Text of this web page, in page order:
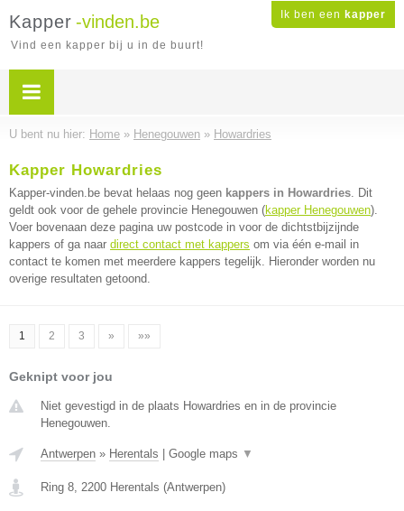
Ik ben een kapper
Kapper -vinden.be
Vind een kapper bij u in de buurt!
U bent nu hier: Home » Henegouwen » Howardries
Kapper Howardries
Kapper-vinden.be bevat helaas nog geen kappers in Howardries. Dit
geldt ook voor de gehele provincie Henegouwen (kapper Henegouwen).
Voer bovenaan deze pagina uw postcode in voor de dichtstbijzijnde
kappers of ga naar direct contact met kappers om via één e-mail in
contact te komen met meerdere kappers tegelijk. Hieronder worden nu
overige resultaten getoond.
1 2 3 » »»
Geknipt voor jou
Niet gevestigd in de plaats Howardries en in de provincie
Henegouwen.
Antwerpen » Herentals Google maps ▼
Ring 8, 2200 Herentals (Antwerpen)